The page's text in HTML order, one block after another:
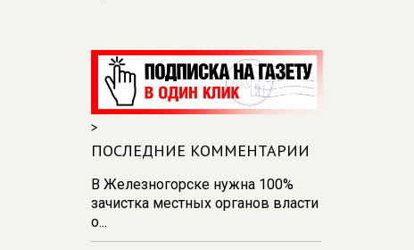
Карла Маркса
12:17
В Курске прокуратура
добивается возмещения для
девочки - подростка ущерба за
побои
11:58В Курской области
обрушившаяся стена повлекла
возбуждение уголовного дела в
отношении ИП
>
ПОСЛЕДНИЕ КОММЕНТАРИИ
В Железногорске нужна 100%
зачистка местных органов власти
о...